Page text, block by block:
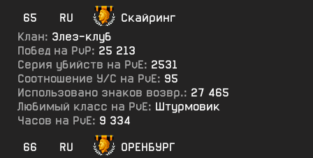
65
RU
Скайринг
Клан: Элез-клуб
Побед на PvP: 25 213
Серия убийств на PvE: 2531
Соотношение У/С на PvE: 95
Использовано знаков возвр.: 27 465
Любимый класс на PvE: Штурмовик
Часов на PvE: 9 334
66
RU
ОРЕНБУРГ